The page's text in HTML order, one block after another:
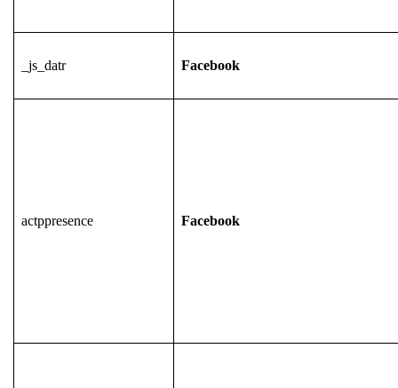
_js_datr Facebook
actppresence Facebook